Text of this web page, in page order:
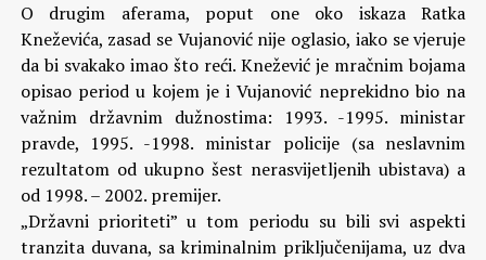
O drugim aferama, poput one oko iskaza Ratka
Kneževića, zasad se Vujanović nije oglasio, iako se vjeruje
da bi svakako imao što reći. Knežević je mračnim bojama
opisao period u kojem je i Vujanović neprekidno bio na
važnim državnim dužnostima: 1993. -1995. ministar
pravde, 1995. -1998. ministar policije (sa neslavnim
rezultatom od ukupno šest nerasvijetljenih ubistava) a
od 1998. – 2002. premijer.
„Državni prioriteti” u tom periodu su bili svi aspekti
tranzita duvana, sa kriminalnim priključenijama, uz dva